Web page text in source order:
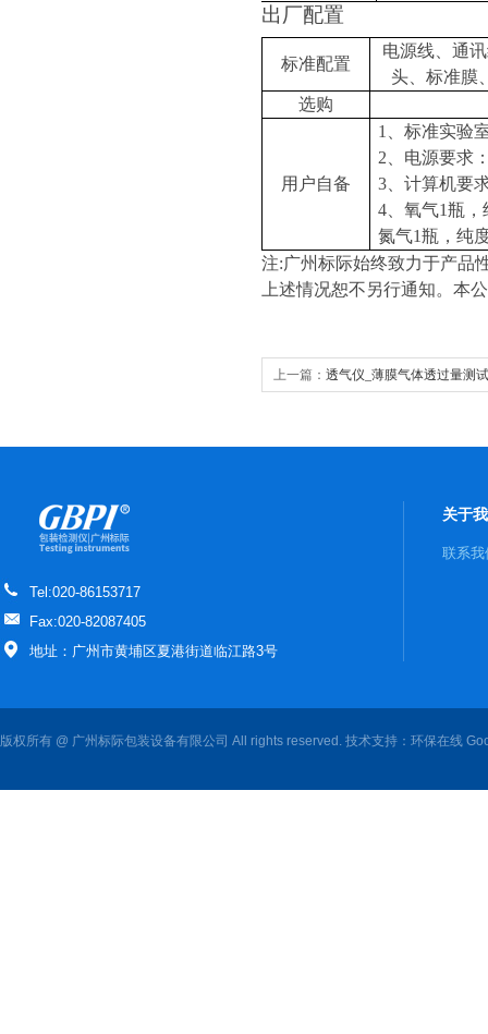
出厂配置
标准配置
电源线、通
头、标准膜
选购
用户自备
1
、标准实验
2 、电源要求
3 、计算机要
4 、氧气1瓶，
氮气1瓶，纯
注:广州标际始终致力于产品
上述情况恕不另行通知。本
上一篇： 透气仪_薄膜气体透过量测
Tel:020-86153717
Fax:020-82087405
地址：广州市黄埔区夏港街道临江路3号
关于
联系我
版权所有 @ 广州标际包装设备有限公司 All rights reserved. 技术支持： 环保在线